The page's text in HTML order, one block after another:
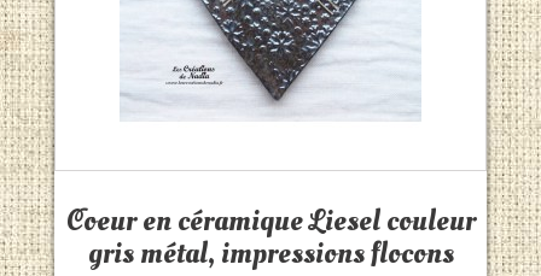
Coeur en céramique Liesel couleur
gris métal, impressions flocons